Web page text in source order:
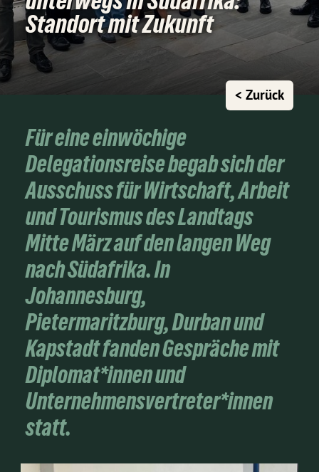
Standort mit Zukunft
< Zurück
Für eine einwöchige
Delegationsreise begab sich der
Ausschuss für Wirtschaft, Arbeit
und Tourismus des Landtags
Mitte März auf den langen Weg
nach Südafrika. In
Johannesburg,
Pietermaritzburg, Durban und
Kapstadt fanden Gespräche mit
Diplomat*innen und
Unternehmensvertreter*innen
statt.